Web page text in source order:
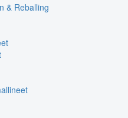
& Reballing